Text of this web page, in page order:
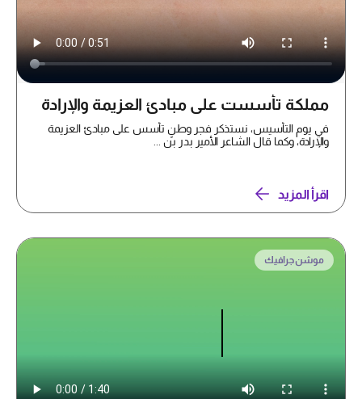
مملكة تأسست على مبادئ العزيمة والإرادة
في يوم التأسيس، نستذكر فجر وطنٍ تأسس على مبادئ العزيمة
والإرادة، وكما قال الشاعر الأمير بدر بن ...
اقرأ المزيد
موشن جرافيك